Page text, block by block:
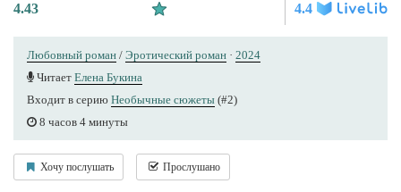
4.43 4.4
Любовный роман / Эротический роман · 2024
Читает Елена Букина
Входит в серию Необычные сюжеты (#2)
8 часов 4 минуты
Хочу послушать Прослушано